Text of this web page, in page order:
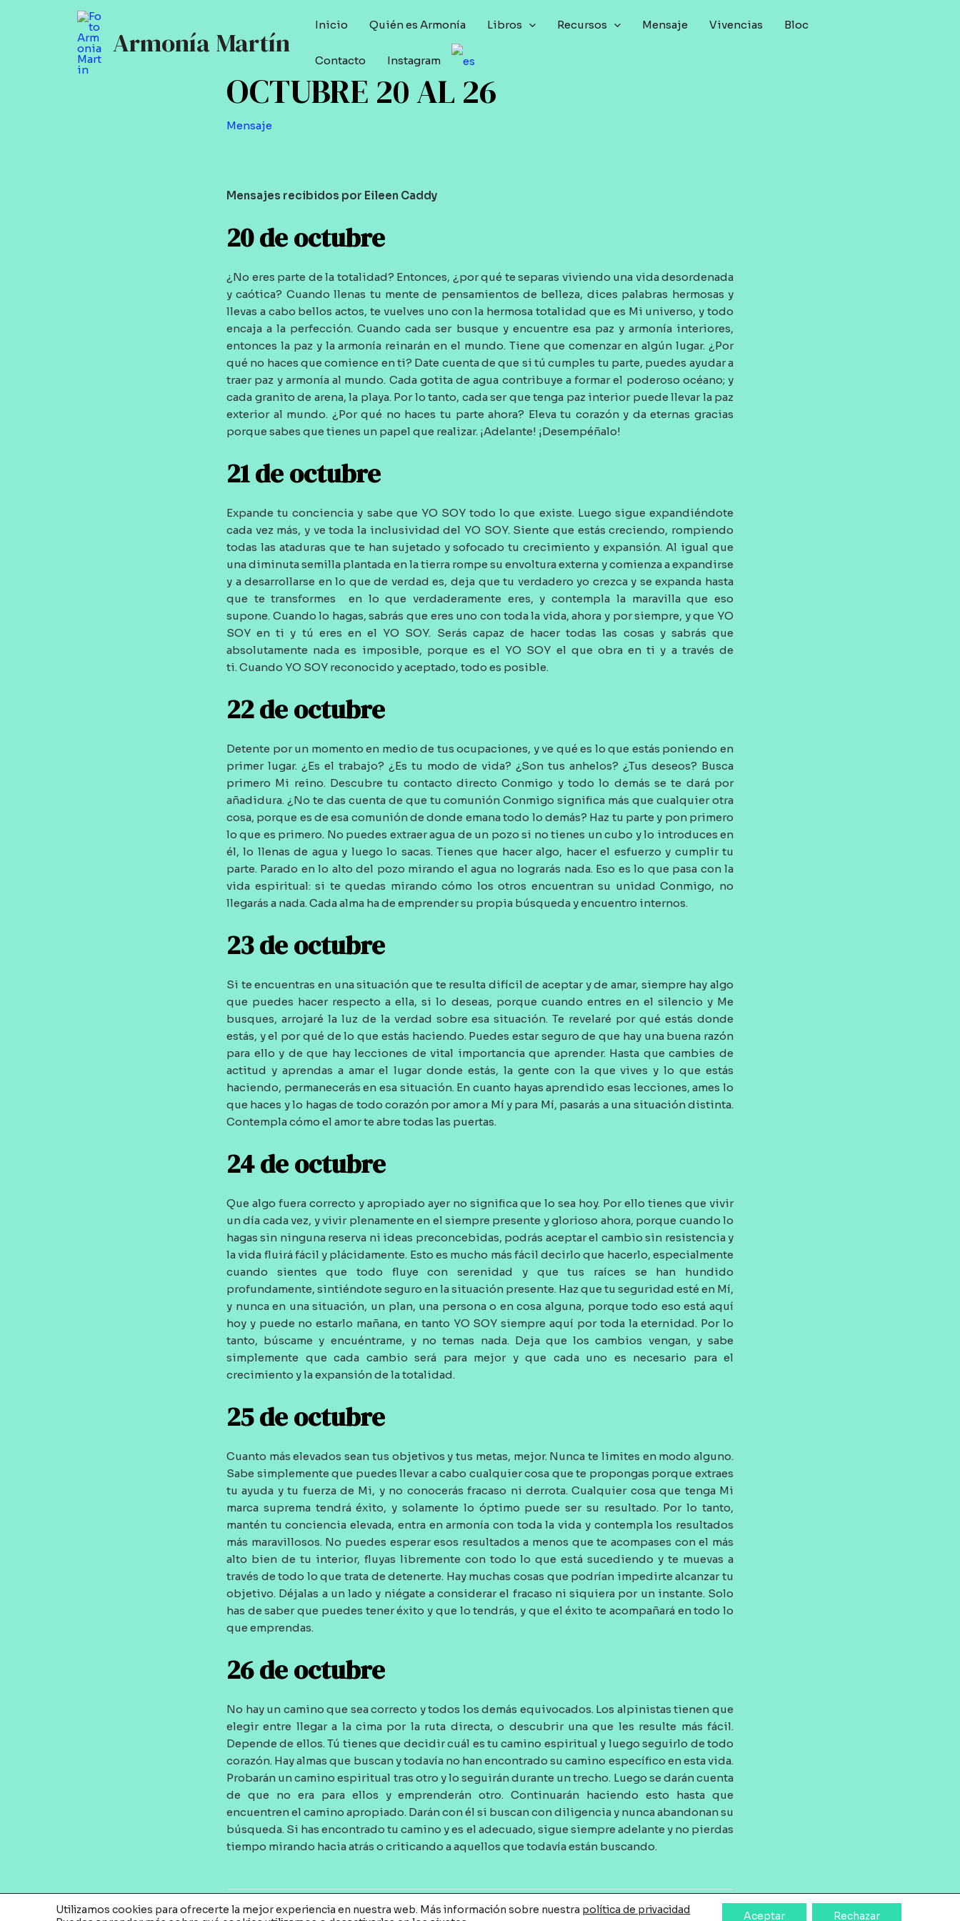
Armonía Martín
Inicio Quién es Armonía Libros Recursos Mensaje Vivencias Bloc
Contacto Instagram
OCTUBRE 20 AL 26
Mensaje
Mensajes recibidos por Eileen Caddy
20 de octubre
¿No eres parte de la totalidad? Entonces, ¿por qué te separas viviendo una vida desordenada
y caótica? Cuando llenas tu mente de pensamientos de belleza, dices palabras hermosas y
llevas a cabo bellos actos, te vuelves uno con la hermosa totalidad que es Mi universo, y todo
encaja a la perfección. Cuando cada ser busque y encuentre esa paz y armonía interiores,
entonces la paz y la armonía reinarán en el mundo. Tiene que comenzar en algún lugar. ¿Por
qué no haces que comience en ti? Date cuenta de que si tú cumples tu parte, puedes ayudar a
traer paz y armonía al mundo. Cada gotita de agua contribuye a formar el poderoso océano; y
cada granito de arena, la playa. Por lo tanto, cada ser que tenga paz interior puede llevar la paz
exterior al mundo. ¿Por qué no haces tu parte ahora? Eleva tu corazón y da eternas gracias
porque sabes que tienes un papel que realizar. ¡Adelante! ¡Desempéñalo!
21 de octubre
Expande tu conciencia y sabe que YO SOY todo lo que existe. Luego sigue expandiéndote
cada vez más, y ve toda la inclusividad del YO SOY. Siente que estás creciendo, rompiendo
todas las ataduras que te han sujetado y sofocado tu crecimiento y expansión. Al igual que
una diminuta semilla plantada en la tierra rompe su envoltura externa y comienza a expandirse
y a desarrollarse en lo que de verdad es, deja que tu verdadero yo crezca y se expanda hasta
que te transformes
en lo que verdaderamente eres, y contempla la maravilla que eso
supone. Cuando lo hagas, sabrás que eres uno con toda la vida, ahora y por siempre, y que YO
SOY en ti y tú eres en el YO SOY. Serás capaz de hacer todas las cosas y sabrás que
absolutamente nada es imposible, porque es el YO SOY el que obra en ti y a través de
ti. Cuando YO SOY reconocido y aceptado, todo es posible.
22 de octubre
Detente por un momento en medio de tus ocupaciones, y ve qué es lo que estás poniendo en
primer lugar. ¿Es el trabajo? ¿Es tu modo de vida? ¿Son tus anhelos? ¿Tus deseos? Busca
primero Mi reino. Descubre tu contacto directo Conmigo y todo lo demás se te dará por
añadidura. ¿No te das cuenta de que tu comunión Conmigo significa más que cualquier otra
cosa, porque es de esa comunión de donde emana todo lo demás? Haz tu parte y pon primero
lo que es primero. No puedes extraer agua de un pozo si no tienes un cubo y lo introduces en
él, lo llenas de agua y luego lo sacas. Tienes que hacer algo, hacer el esfuerzo y cumplir tu
parte. Parado en lo alto del pozo mirando el agua no lograrás nada. Eso es lo que pasa con la
vida espiritual: si te quedas mirando cómo los otros encuentran su unidad Conmigo, no
llegarás a nada. Cada alma ha de emprender su propia búsqueda y encuentro internos.
23 de octubre
Si te encuentras en una situación que te resulta difícil de aceptar y de amar, siempre hay algo
que puedes hacer respecto a ella, si lo deseas, porque cuando entres en el silencio y Me
busques, arrojaré la luz de la verdad sobre esa situación. Te revelaré por qué estás donde
estás, y el por qué de lo que estás haciendo. Puedes estar seguro de que hay una buena razón
para ello y de que hay lecciones de vital importancia que aprender. Hasta que cambies de
actitud y aprendas a amar el lugar donde estás, la gente con la que vives y lo que estás
haciendo, permanecerás en esa situación. En cuanto hayas aprendido esas lecciones, ames lo
que haces y lo hagas de todo corazón por amor a Mí y para Mí, pasarás a una situación distinta.
Contempla cómo el amor te abre todas las puertas.
24 de octubre
Que algo fuera correcto y apropiado ayer no significa que lo sea hoy. Por ello tienes que vivir
un día cada vez, y vivir plenamente en el siempre presente y glorioso ahora, porque cuando lo
hagas sin ninguna reserva ni ideas preconcebidas, podrás aceptar el cambio sin resistencia y
la vida fluirá fácil y plácidamente. Esto es mucho más fácil decirlo que hacerlo, especialmente
cuando sientes que todo fluye con serenidad y que tus raíces se han hundido
profundamente, sintiéndote seguro en la situación presente. Haz que tu seguridad esté en Mí,
y nunca en una situación, un plan, una persona o en cosa alguna, porque todo eso está aquí
hoy y puede no estarlo mañana, en tanto YO SOY siempre aquí por toda la eternidad. Por lo
tanto, búscame y encuéntrame, y no temas nada. Deja que los cambios vengan, y sabe
simplemente que cada cambio será para mejor y que cada uno es necesario para el
crecimiento y la expansión de la totalidad.
25 de octubre
Cuanto más elevados sean tus objetivos y tus metas, mejor. Nunca te limites en modo alguno.
Sabe simplemente que puedes llevar a cabo cualquier cosa que te propongas porque extraes
tu ayuda y tu fuerza de Mi, y no conocerás fracaso ni derrota. Cualquier cosa que tenga Mi
marca suprema tendrá éxito, y solamente lo óptimo puede ser su resultado. Por lo tanto,
mantén tu conciencia elevada, entra en armonía con toda la vida y contempla los resultados
más maravillosos. No puedes esperar esos resultados a menos que te acompases con el más
alto bien de tu interior, fluyas libremente con todo lo que está sucediendo y te muevas a
través de todo lo que trata de detenerte. Hay muchas cosas que podrían impedirte alcanzar tu
objetivo. Déjalas a un lado y niégate a considerar el fracaso ni siquiera por un instante. Solo
has de saber que puedes tener éxito y que lo tendrás, y que el éxito te acompañará en todo lo
que emprendas.
26 de octubre
No hay un camino que sea correcto y todos los demás equivocados. Los alpinistas tienen que
elegir entre llegar a la cima por la ruta directa, o descubrir una que les resulte más fácil.
Depende de ellos. Tú tienes que decidir cuál es tu camino espiritual y luego seguirlo de todo
corazón. Hay almas que buscan y todavía no han encontrado su camino específico en esta vida.
Probarán un camino espiritual tras otro y lo seguirán durante un trecho. Luego se darán cuenta
de que no era para ellos y emprenderán otro. Continuarán haciendo esto hasta que
encuentren el camino apropiado. Darán con él si buscan con diligencia y nunca abandonan su
búsqueda. Si has encontrado tu camino y es el adecuado, sigue siempre adelante y no pierdas
tiempo mirando hacia atrás o criticando a aquellos que todavía están buscando.
Utilizamos cookies para ofrecerte la mejor experiencia en nuestra web. Más información sobre nuestra política de privacidad
Aceptar Rechazar